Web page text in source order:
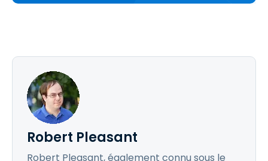
Robert Pleasant
Robert Pleasant, également connu sous le